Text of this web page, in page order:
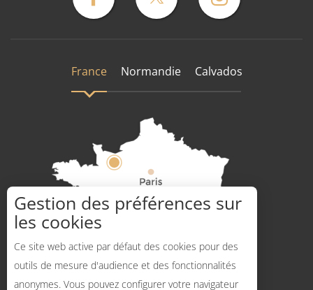
France Normandie Calvados
Gestion des préférences sur
les cookies
Ce site web active par défaut des cookies pour des
outils de mesure d'audience et des fonctionnalités
anonymes. Vous pouvez configurer votre navigateur